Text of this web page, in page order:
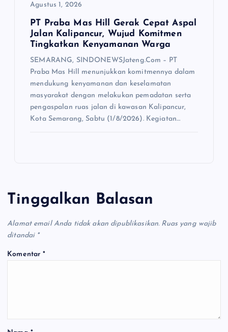
Agustus 1, 2026
PT Praba Mas Hill Gerak Cepat Aspal
Jalan Kalipancur, Wujud Komitmen
Tingkatkan Kenyamanan Warga
SEMARANG, SINDONEWSJateng.Com – PT
Praba Mas Hill menunjukkan komitmennya dalam
mendukung kenyamanan dan keselamatan
masyarakat dengan melakukan pemadatan serta
pengaspalan ruas jalan di kawasan Kalipancur,
Kota Semarang, Sabtu (1/8/2026). Kegiatan…
Tinggalkan Balasan
Alamat email Anda tidak akan dipublikasikan. Ruas yang wajib
ditandai *
Komentar*